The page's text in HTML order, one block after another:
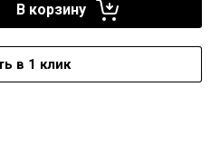
В корзину
в 1 клик